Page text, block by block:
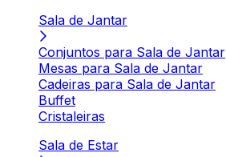
Sala de Jantar
Conjuntos para Sala de Jantar
Mesas para Sala de Jantar
Cadeiras para Sala de Jantar
Buffet
Cristaleiras
Sala de Estar